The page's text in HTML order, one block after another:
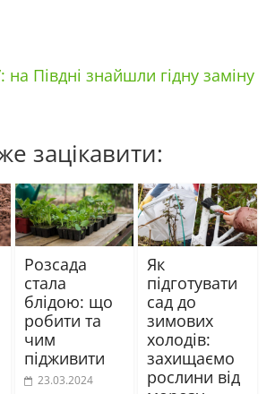
на Півдні знайшли гідну заміну
зацікавити:
Розсада
стала
блідою: що
робити та
чим
підживити
23.03.2024
Як
підготувати
сад до
зимових
холодів:
захищаємо
рослини від